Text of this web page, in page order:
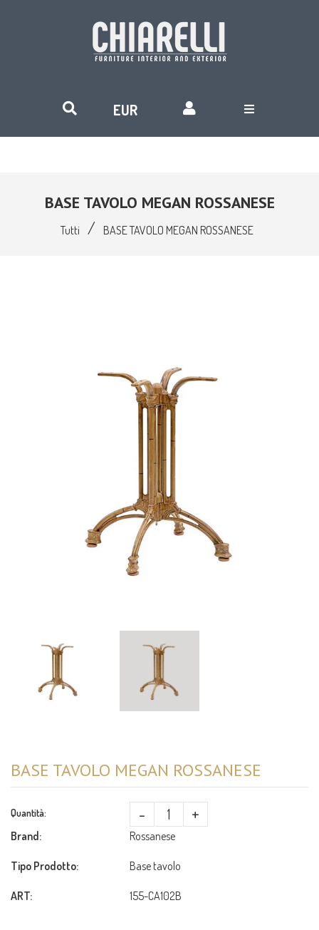
BASE TAVOLO MEGAN ROSSANESE
Tutti / BASE TAVOLO MEGAN ROSSANESE
BASE TAVOLO MEGAN ROSSANESE
Quantità: - +
Brand: Rossanese
Tipo Prodotto: Base tavolo
ART: 155-CA102B